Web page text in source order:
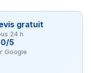
gratuit
24 h
5
Google